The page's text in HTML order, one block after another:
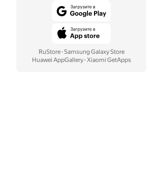
RuStore· Samsung Galaxy Store
Huawei AppGallery· Xiaomi GetApps